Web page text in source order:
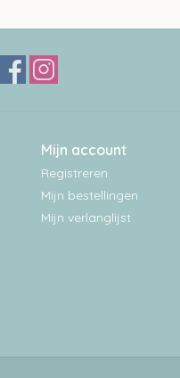
Mijn account
Registreren
Mijn bestellingen
Mijn verlanglijst